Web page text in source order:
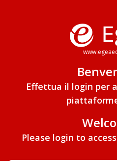
Effettua il login per
Please login to